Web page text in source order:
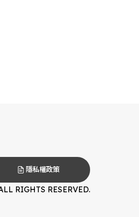
隱私權政策
RIGHTS RESERVED.